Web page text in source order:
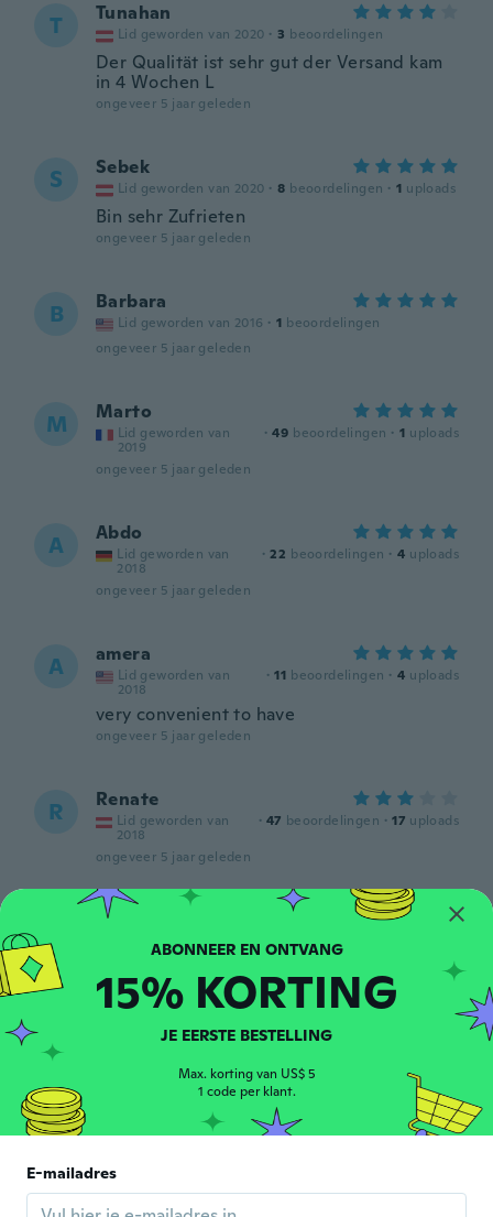
T Tunahan
Lid geworden van 2020 · 3 beoordelingen
Der Qualität ist sehr gut der Versand kam
in 4 Wochen L
ongeveer 5 jaar geleden
S Sebek
Lid geworden van 2020 · 8 beoordelingen · 1 uploads
Bin sehr Zufrieten
ongeveer 5 jaar geleden
B Barbara
Lid geworden van 2016 · 1 beoordelingen
ongeveer 5 jaar geleden
M Marto
Lid geworden van
2019
· 49 beoordelingen · 1 uploads
ongeveer 5 jaar geleden
A Abdo
Lid geworden van
2018
· 22 beoordelingen · 4 uploads
ongeveer 5 jaar geleden
A amera
Lid geworden van
2018
· 11 beoordelingen · 4 uploads
very convenient to have
ongeveer 5 jaar geleden
R Renate
Lid geworden van
2018
· 47 beoordelingen · 17 uploads
ongeveer 5 jaar geleden
Monika
Lid geworden van
24 beoordelingen
ongeveer 5 jaar geleden
G Gabriela
ongeveer 5 jaar geleden
E
Great!!
ABONNEER EN ONTVANG
15% KORTING
JE EERSTE BESTELLING
Max. korting van US$ 5
1 code per klant.
E-mailadres